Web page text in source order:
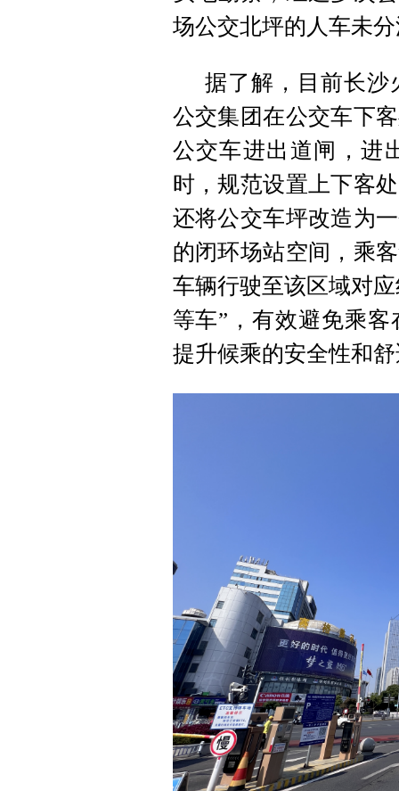
场公交北坪的人车未
据了解，目前长沙
公交集团在公交车下
公交车进出道闸，进
时，规范设置上下客
还将公交车坪改造为
的闭环场站空间，乘
车辆行驶至该区域对
等车”，有效避免乘
提升候乘的安全性和